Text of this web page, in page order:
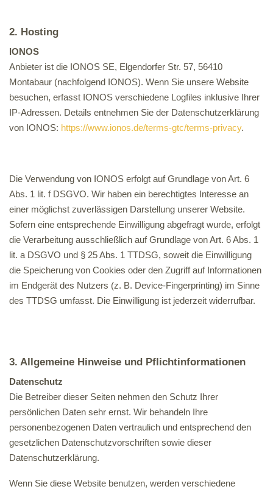
2. Hosting
IONOS
Anbieter ist die IONOS SE, Elgendorfer Str. 57, 56410
Montabaur (nachfolgend IONOS). Wenn Sie unsere Website
besuchen, erfasst IONOS verschiedene Logfiles inklusive Ihrer
IP-Adressen. Details entnehmen Sie der Datenschutzerklärung
von IONOS: https://www.ionos.de/terms-gtc/terms-privacy.
Die Verwendung von IONOS erfolgt auf Grundlage von Art. 6
Abs. 1 lit. f DSGVO. Wir haben ein berechtigtes Interesse an
einer möglichst zuverlässigen Darstellung unserer Website.
Sofern eine entsprechende Einwilligung abgefragt wurde, erfolgt
die Verarbeitung ausschließlich auf Grundlage von Art. 6 Abs. 1
lit. a DSGVO und § 25 Abs. 1 TTDSG, soweit die Einwilligung
die Speicherung von Cookies oder den Zugriff auf Informationen
im Endgerät des Nutzers (z. B. Device-Fingerprinting) im Sinne
des TTDSG umfasst. Die Einwilligung ist jederzeit widerrufbar.
3. Allgemeine Hinweise und Pflicht­informationen
Datenschutz
Die Betreiber dieser Seiten nehmen den Schutz Ihrer
persönlichen Daten sehr ernst. Wir behandeln Ihre
personenbezogenen Daten vertraulich und entsprechend den
gesetzlichen Datenschutzvorschriften sowie dieser
Datenschutzerklärung.
Wenn Sie diese Website benutzen, werden verschiedene